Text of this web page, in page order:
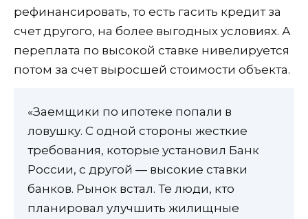
рефинансировать, то есть гасить кредит за
счет другого, на более выгодных условиях. А
переплата по высокой ставке нивелируется
потом за счет выросшей стоимости объекта.
«Заемщики по ипотеке попали в
ловушку. С одной стороны жесткие
требования, которые установил Банк
России, с другой — высокие ставки
банков. Рынок встал. Те люди, кто
планировал улучшить жилищные